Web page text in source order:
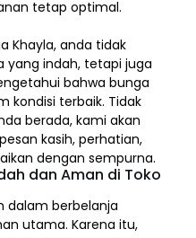
tetap optimal.
Khayla, anda tidak
yang indah, tetapi juga
bahwa bunga
kondisi terbaik. Tidak
berada, kami akan
kasih, perhatian,
dengan sempurna.
dan Aman di Toko
dalam berbelanja
utama. Karena itu,